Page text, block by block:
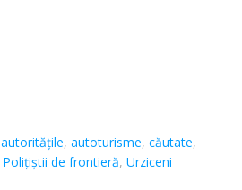
autoritățile,autoturisme,căutate,
Polițiștii de frontieră,Urziceni